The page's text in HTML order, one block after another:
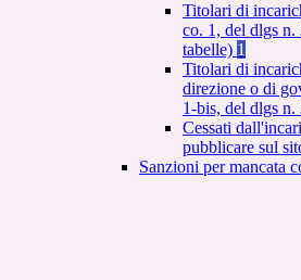
Titolari di
co. 1, del dlgs n.
tabelle) 1
Titolari di
direzione o di
1-bis, del dlgs n.
Cessati
pubblicare sul
Sanzioni per mancata